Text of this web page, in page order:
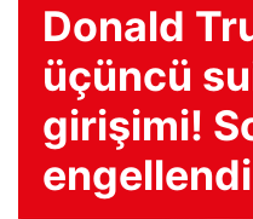
Donald
üçüncü
girişimi!
engellendi